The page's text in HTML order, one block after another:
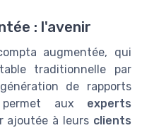
: l'avenir
augmentée, qui
traditionnelle par
de rapports
permet aux experts
ajoutée à leurs clients